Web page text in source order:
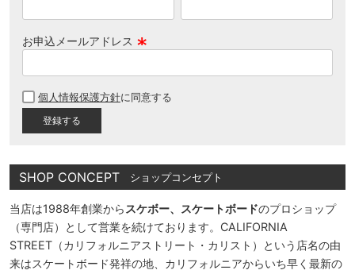
お申込メールアドレス
須
個人情報保護方針に同意する
SHOP CONCEPT ショップコンセプト
当店は1988年創業から スケボー、スケートボードのプロショップ
（専門店）として営業を続けております。CALIFORNIA
STREET（カリフォルニアストリート・カリスト）という店名の由
来はスケートボード発祥の地、カリフォルニアからいち早く最新の